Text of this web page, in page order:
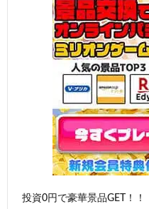
投資0円で豪華景品GET！